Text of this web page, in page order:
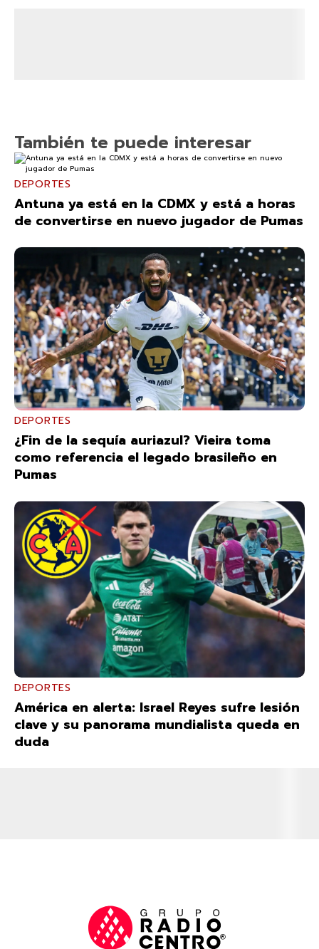
También te puede interesar
DEPORTES
Antuna ya está en la CDMX y está a horas
de convertirse en nuevo jugador de Pumas
DEPORTES
¿Fin de la sequía auriazul? Vieira toma
como referencia el legado brasileño en
Pumas
DEPORTES
América en alerta: Israel Reyes sufre lesión
clave y su panorama mundialista queda en
duda